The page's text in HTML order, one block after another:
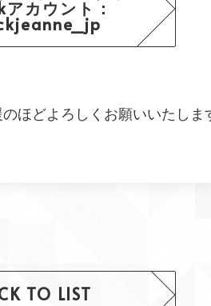
カウント：
ほどよろしくお願いいたしま
TO LIST